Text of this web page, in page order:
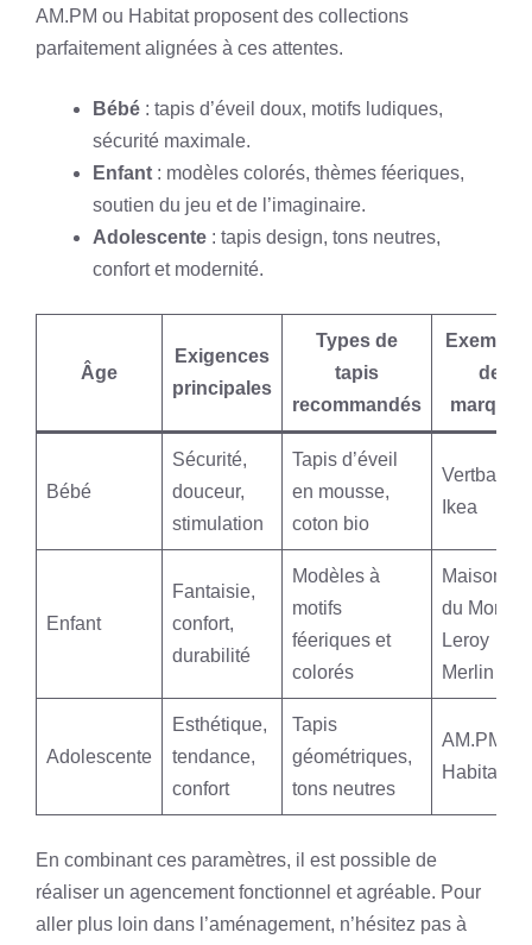
AM.PM ou Habitat proposent des collections
parfaitement alignées à ces attentes.
Bébé : tapis d’éveil doux, motifs ludiques,
sécurité maximale.
Enfant : modèles colorés, thèmes féeriques,
soutien du jeu et de l’imaginaire.
Adolescente : tapis design, tons neutres,
confort et modernité.
Âge
Exigences
principales
Types de
tapis
recommandés
de
marques
Bébé
Sécurité,
douceur,
stimulation
Tapis d’éveil
en mousse,
coton bio
Ikea
Enfant
Fantaisie,
confort,
durabilité
Modèles à
motifs
féeriques et
colorés
Maisons
du Monde,
Leroy
Merlin
Adolescente
Esthétique,
tendance,
confort
Tapis
géométriques,
tons neutres
AM.PM,
Habitat
En combinant ces paramètres, il est possible de
réaliser un agencement fonctionnel et agréable. Pour
aller plus loin dans l’aménagement, n’hésitez pas à